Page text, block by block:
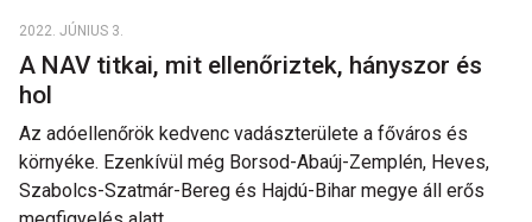
2022. JÚNIUS 3.
A NAV titkai, mit ellenőriztek, hányszor és
hol
Az adóellenőrök kedvenc vadászterülete a főváros és
környéke. Ezenkívül még Borsod-Abaúj-Zemplén, Heves,
Szabolcs-Szatmár-Bereg és Hajdú-Bihar megye áll erős